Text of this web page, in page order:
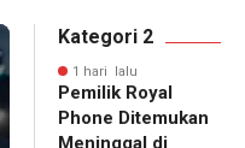
Kategori 2
1 hari lalu
Pemilik Royal
Phone Ditemukan
Meninggal di